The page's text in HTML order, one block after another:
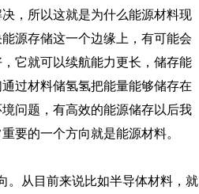
，所以这就是为什么能源材料现
源存储这一个边缘上，有可能会
它就可以续航能力更长，储存能
过材料储氢氢把能量能够储存在
问题，有高效的能源储存以后我
要的一个方向就是能源材料。
从目前来说比如半导体材料，就